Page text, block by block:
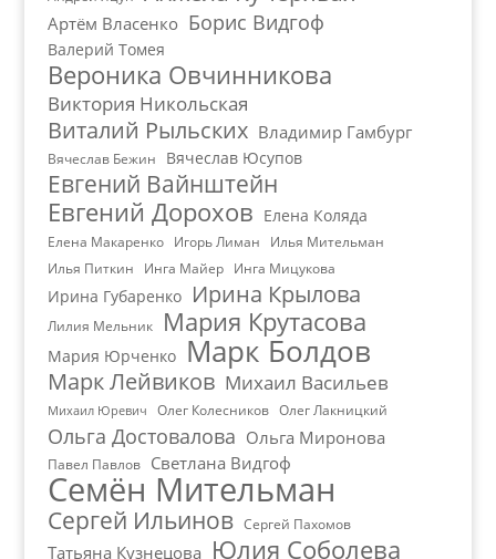
Артём Власенко Борис Видгоф
Валерий Томея
Вероника Овчинникова
Виктория Никольская
Виталий Рыльских Владимир Гамбург
Вячеслав Бежин Вячеслав Юсупов
Евгений Вайнштейн
Евгений Дорохов Елена Коляда
Елена Макаренко Игорь Лиман
Илья Мительман
Илья Питкин
Инга Майер Инга Мицукова
Ирина Губаренко Ирина Крылова
Лилия Мельник Мария Крутасова
Мария Юрченко Марк Болдов
Марк Лейвиков Михаил Васильев
Михаил Юревич Олег Колесников Олег Лакницкий
Ольга Достовалова Ольга Миронова
Павел Павлов Светлана Видгоф
Семён Мительман
Сергей Ильинов Сергей Пахомов
Татьяна Кузнецова Юлия Соболева